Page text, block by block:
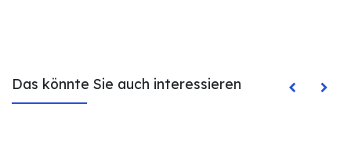
Das könnte Sie auch interessieren